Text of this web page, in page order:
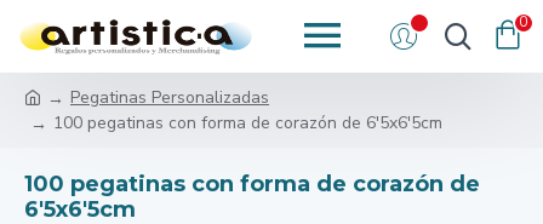
0
Pegatinas Personalizadas
100 pegatinas con forma de corazón de 6'5x6'5cm
100 pegatinas con forma de corazón de
6'5x6'5cm